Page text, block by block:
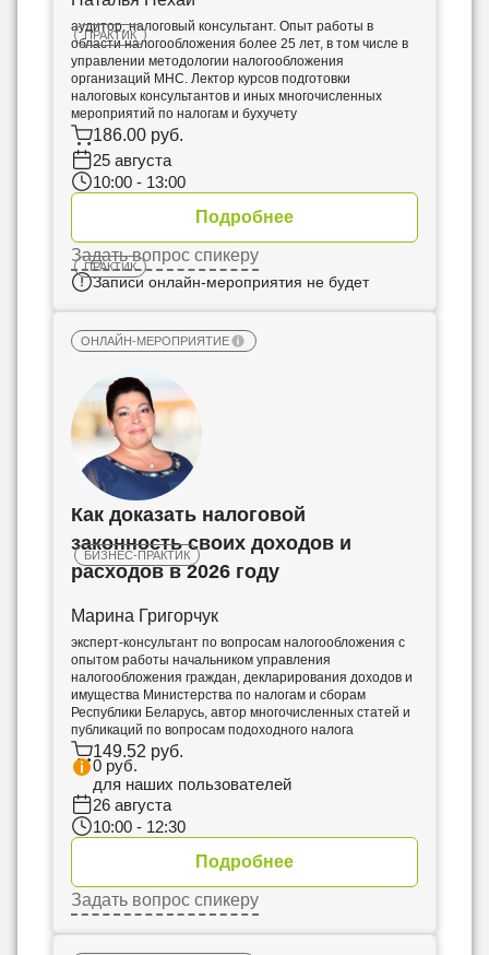
ПРАКТИК
августа
Доходы и расходы при
исчислении налога на прибыль
Наталья Нехай
ПРАКТИК
августа
Формирование цен на
потребительские товары: новые
применения
Владимир Сузанский
БИЗНЕС-ПРАКТИК
экономиста и кадровика:
практическое применение в
документах и аналитике
аудитор, налоговый консультант. Опыт работы в
области налогообложения более 25 лет, в том числе в
управлении методологии налогообложения
организаций МНС. Лектор курсов подготовки
налоговых консультантов и иных многочисленных
мероприятий по налогам и бухучету
186.00 руб.
25 августа
10:00 - 13:00
Подробнее
Задать вопрос спикеру
Записи онлайн-мероприятия не будет
ОНЛАЙН-МЕРОПРИЯТИЕ
Как доказать налоговой
законность своих доходов и
расходов в 2026 году
Марина Григорчук
эксперт-консультант по вопросам налогообложения с
опытом работы начальником управления
налогообложения граждан, декларирования доходов и
имущества Министерства по налогам и сборам
Республики Беларусь, автор многочисленных статей и
публикаций по вопросам подоходного налога
149.52 руб.
0 руб.
для наших пользователей
26 августа
10:00 - 12:30
Подробнее
Задать вопрос спикеру